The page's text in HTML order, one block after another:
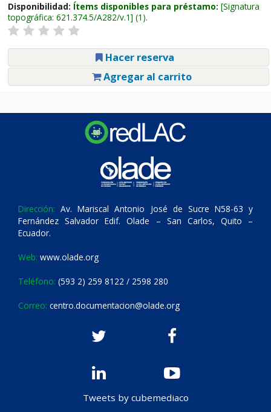
Disponibilidad: Ítems disponibles para préstamo: Signatura
topográfica: 621.374.5/A282/v.1 (1).
Hacer reserva
Agregar al carrito
Dirección: Av. Mariscal Antonio José de Sucre N58-63 y
Fernández Salvador Edif. Olade – San Carlos, Quito –
Ecuador.
Web: www.olade.org
Teléfono: (593 2) 259 8122 / 2598 280
Correo: centro.documentacion@olade.org
Tweets by cubemediaco